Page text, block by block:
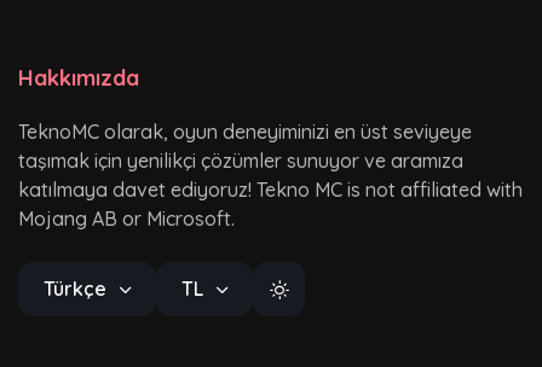
Hakkımızda
TeknoMC olarak, oyun deneyiminizi en üst seviyeye
taşımak için yenilikçi çözümler sunuyor ve aramıza
katılmaya davet ediyoruz! Tekno MC is not affiliated with
Mojang AB or Microsoft.
Türkçe TL